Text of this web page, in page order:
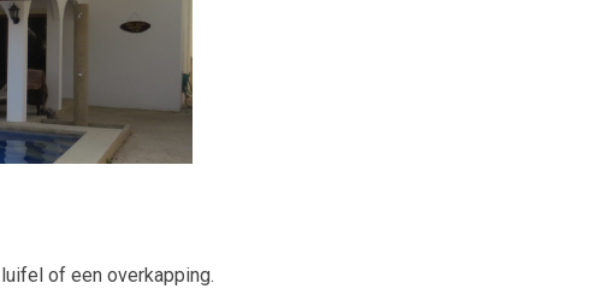
of een overkapping.